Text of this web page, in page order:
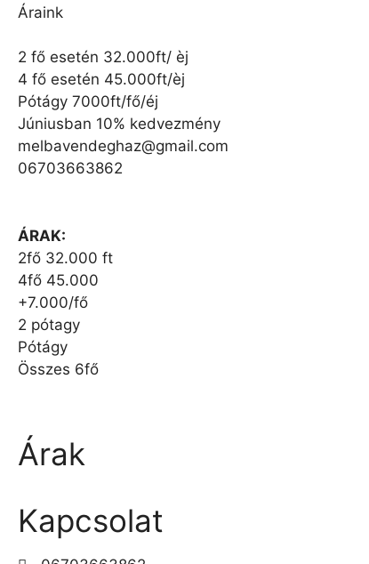
Áraink
2 fő esetén 32.000ft/ èj
4 fő esetén 45.000ft/èj
Pótágy 7000ft/fő/éj
Júniusban 10% kedvezmény
melbavendeghaz@gmail.com
06703663862
ÁRAK:
2fő 32.000 ft
4fő 45.000
+7.000/fő
2 pótagy
Pótágy
Összes 6fő
Árak
Kapcsolat